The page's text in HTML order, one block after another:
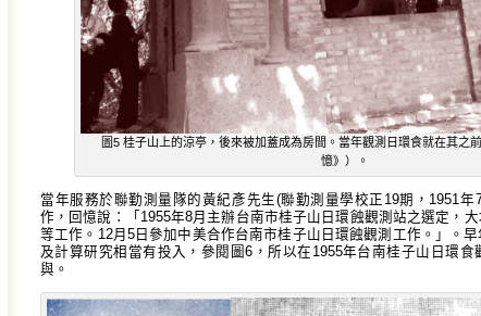
圖5 桂子山上的涼亭，後來被加蓋成為房間。當年觀測日環食就在其之
憶》）。
當年服務於聯勤測量隊的黃紀彥先生(聯勤測量學校正19期，1951
作，回憶說：「1955年8月主辦台南市桂子山日環蝕觀測站之選定，
等工作。12月5日參加中美合作台南市桂子山日環蝕觀測工作。」。
及計算研究相當有投入，參閱圖6，所以在1955年台南桂子山日環
與。